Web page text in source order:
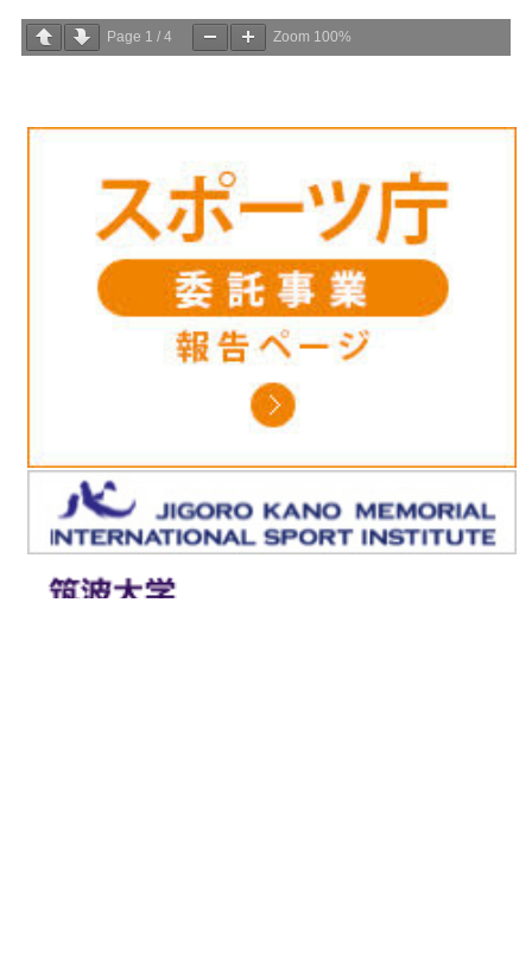
Page 1 / 4 Zoom 100%